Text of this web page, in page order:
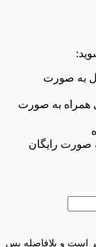
به صورت
همراه به صورت
صورت رایگان
است و بلافاصله پس